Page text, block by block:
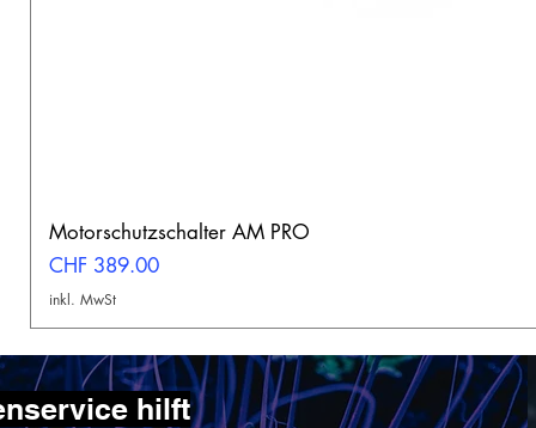
Motorschutzschalter AM PRO
Preis
CHF 389.00
inkl. MwSt
hilft